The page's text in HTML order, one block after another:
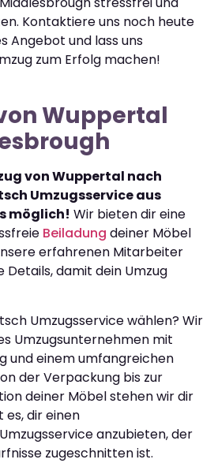
Kontaktiere uns noch heute
Angebot und lass uns
zum Erfolg machen!
Wuppertal
von Wuppertal nach
Umzugsservice aus
möglich! Wir bieten dir eine
Beiladung deiner Möbel
erfahrenen Mitarbeiter
Details, damit dein Umzug
Umzugsservice wählen? Wir
Umzugsunternehmen mit
und einem umfangreichen
der Verpackung bis zur
deiner Möbel stehen wir dir
es, dir einen
anzubieten, der
zugeschnitten ist.